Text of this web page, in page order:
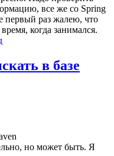
все же со Spring
первый раз жалею, что
когда занимался.
в базе
но может быть. Я